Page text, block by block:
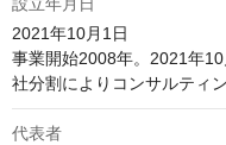
設立年月日
2021年10月1日
事業開始2008年。2021年
社分割によりコンサルティ
代表者